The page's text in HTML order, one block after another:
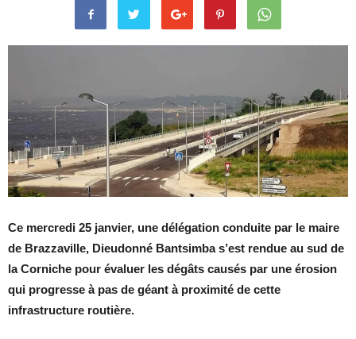
Ce mercredi 25 janvier, une délégation conduite par le maire
de Brazzaville, Dieudonné Bantsimba s’est rendue au sud de
la Corniche pour évaluer les dégâts causés par une érosion
qui progresse à pas de géant à proximité de cette
infrastructure routière.